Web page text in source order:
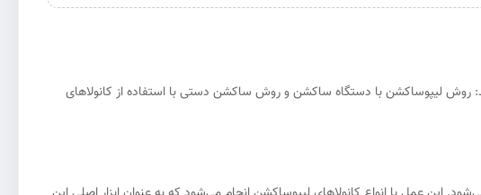
روش لیپوساکشن با دستگاه ساکشن و روش ساکشن دستی با استفاده از کانولاهای